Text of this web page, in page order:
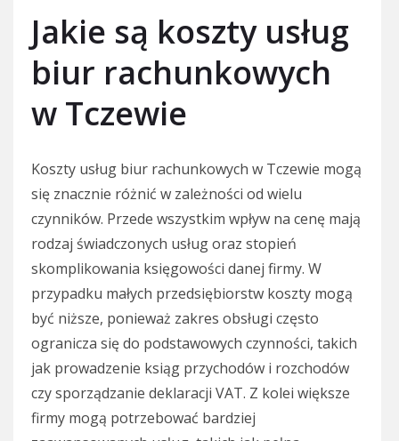
Jakie są koszty usług
biur rachunkowych
w Tczewie
Koszty usług biur rachunkowych w Tczewie mogą
się znacznie różnić w zależności od wielu
czynników. Przede wszystkim wpływ na cenę mają
rodzaj świadczonych usług oraz stopień
skomplikowania księgowości danej firmy. W
przypadku małych przedsiębiorstw koszty mogą
być niższe, ponieważ zakres obsługi często
ogranicza się do podstawowych czynności, takich
jak prowadzenie ksiąg przychodów i rozchodów
czy sporządzanie deklaracji VAT. Z kolei większe
firmy mogą potrzebować bardziej